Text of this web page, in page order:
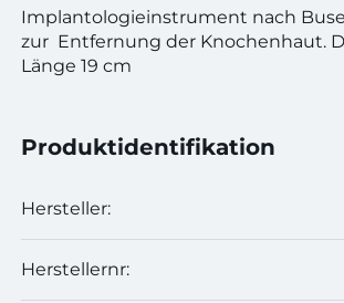
Implantologieinstrument nach
zur Entfernung der Knochenhaut.
Länge 19 cm
Produktidentifikation
Hersteller:
Herstellernr: